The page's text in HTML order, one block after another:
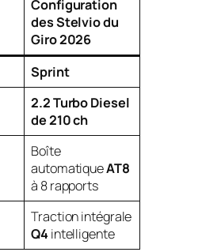
Configuration
des Stelvio du
Giro 2026
Sprint
2.2 Turbo Diesel
de 210 ch
Boîte
automatiqueAT8
à 8 rapports
Traction intégrale
Q4 intelligente